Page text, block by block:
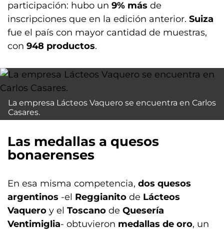
participación: hubo un 9% más de
inscripciones que en la edición anterior. Suiza
fue el país con mayor cantidad de muestras,
con 948 productos.
La empresa Lácteos Vaquero se encuentra en Carlos
Casares.
Las medallas a quesos
bonaerenses
En esa misma competencia, dos quesos
argentinos -el Reggianito de Lácteos
Vaquero y el Toscano de Quesería
Ventimiglia- obtuvieron medallas de oro, un